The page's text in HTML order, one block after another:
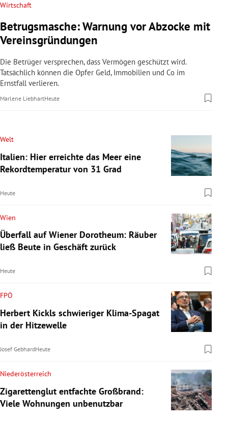
Wirtschaft
Betrugsmasche: Warnung vor Abzocke mit
Vereinsgründungen
Die Betrüger versprechen, dass Vermögen geschützt wird.
Tatsächlich können die Opfer Geld, Immobilien und Co im
Ernstfall verlieren.
Marlene LiebhartHeute
Welt
Italien: Hier erreichte das Meer eine
Rekordtemperatur von 31 Grad
Heute
Wien
Überfall auf Wiener Dorotheum: Räuber
ließ Beute in Geschäft zurück
Heute
FPÖ
Herbert Kickls schwieriger Klima-Spagat
in der Hitzewelle
Josef GebhardHeute
Niederösterreich
Zigarettenglut entfachte Großbrand:
Viele Wohnungen unbenutzbar